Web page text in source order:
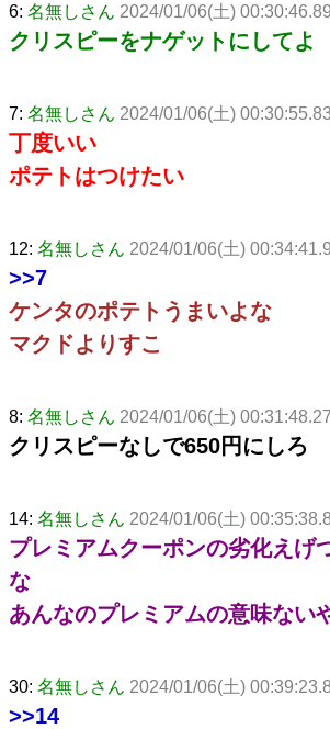
6: 名無しさん 2024/01/06(土)
クリスピーをナゲットにしてよ
7: 名無しさん 2024/01/06(土)
丁度いい
ポテトはつけたい
12: 名無しさん 2024/01/06(土)
>>7
ケンタのポテトうまいよな
マクドよりすこ
8: 名無しさん 2024/01/06(土)
クリスピーなしで650円にしろ
14: 名無しさん 2024/01/06(土)
プレミアムクーポンの劣化えげ
な
あんなのプレミアムの意味ない
30: 名無しさん 2024/01/06(土)
>>14